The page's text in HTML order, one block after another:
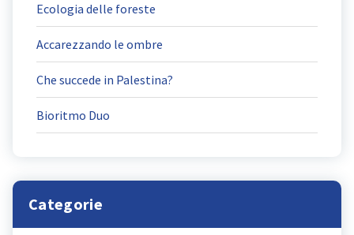
Ecologia delle foreste
Accarezzando le ombre
Che succede in Palestina?
Bioritmo Duo
Categorie